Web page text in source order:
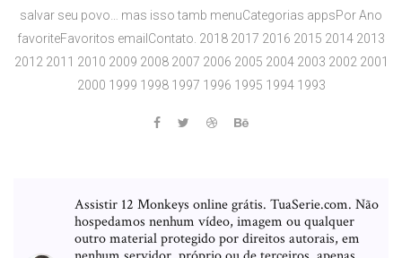
salvar seu povo… mas isso tamb menuCategorias appsPor Ano
favoriteFavoritos emailContato. 2018 2017 2016 2015 2014 2013
2012 2011 2010 2009 2008 2007 2006 2005 2004 2003 2002 2001
2000 1999 1998 1997 1996 1995 1994 1993
Assistir 12 Monkeys online grátis. TuaSerie.com. Não
hospedamos nenhum vídeo, imagem ou qualquer
outro material protegido por direitos autorais, em